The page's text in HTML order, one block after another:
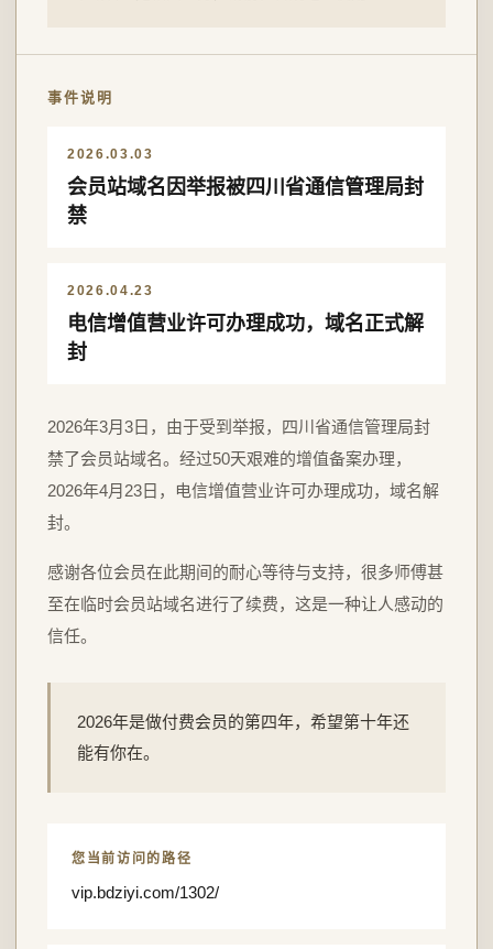
事件说明
2026.03.03
会员站域名因举报被四川省通信管理局封
禁
2026.04.23
电信增值营业许可办理成功，域名正式解
封
2026年3月3日，由于受到举报，四川省通信管理局封
禁了会员站域名。经过50天艰难的增值备案办理，
2026年4月23日，电信增值营业许可办理成功，域名解
封。
感谢各位会员在此期间的耐心等待与支持，很多师傅甚
至在临时会员站域名进行了续费，这是一种让人感动的
信任。
2026年是做付费会员的第四年，希望第十年还
能有你在。
您当前访问的路径
vip.bdziyi.com/1302/